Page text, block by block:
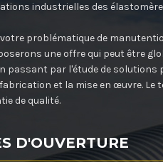
industrielles des
votre problématique de
une offre qui peut être
passant par l'étude de solutions
et la mise en œuvre. Le
de qualité.
D'OUVERTURE